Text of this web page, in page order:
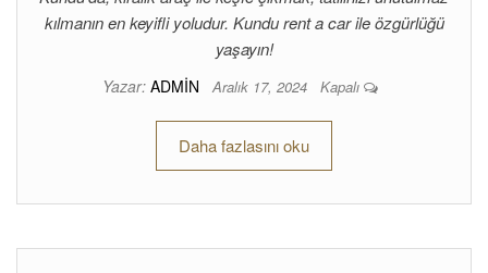
kılmanın en keyifli yoludur. Kundu rent a car ile özgürlüğü
yaşayın!
Yazar: ADMIN Aralık 17, 2024 Kapalı
Daha fazlasını oku